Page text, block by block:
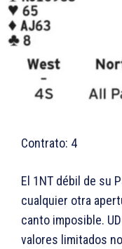
Contrato: 4
El 1NT débil de su
cualquier otra
canto imposible.
valores limitados